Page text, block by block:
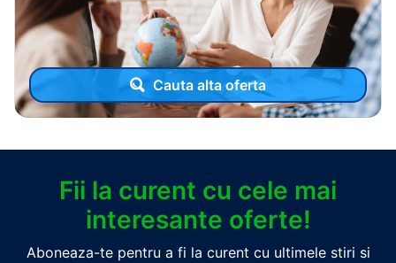
Cauta alta oferta
Fii la curent cu cele mai
interesante oferte!
Aboneaza-te pentru a fi la curent cu ultimele stiri si